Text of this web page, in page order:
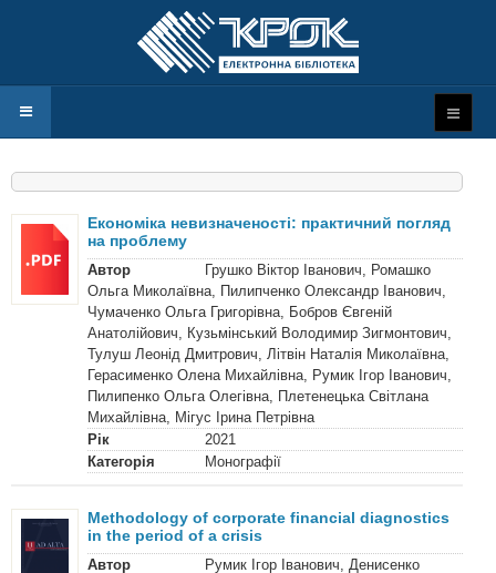
Економіка невизначеності: практичний погляд
на проблему
Автор
Грушко Віктор Іванович, Ромашко
Ольга Миколаївна, Пилипченко Олександр Іванович,
Чумаченко Ольга Григорівна, Бобров Євгеній
Анатолійович, Кузьмінський Володимир Зигмонтович,
Тулуш Леонід Дмитрович, Літвін Наталія Миколаївна,
Герасименко Олена Михайлівна, Румик Ігор Іванович,
Пилипенко Ольга Олегівна, Плетенецька Світлана
Михайлівна, Мігус Ірина Петрівна
Рік
2021
Категорія
Монографії
Methodology of corporate financial diagnostics
in the period of a crisis
Автор
Румик Ігор Іванович, Денисенко